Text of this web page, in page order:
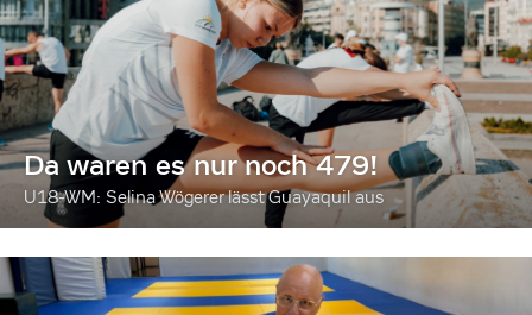
Da waren es nur noch 479!
U18-WM: Selina Wögerer lässt Guayaquil aus